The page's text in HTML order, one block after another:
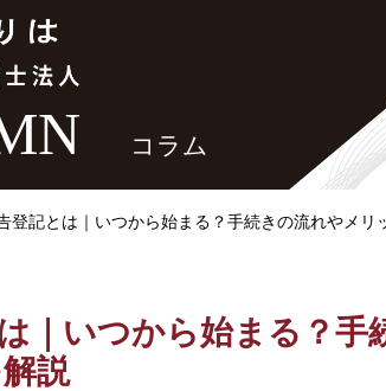
コラム
登記とは｜いつから始まる？手続きの流れやメリ
｜いつから始まる？手
説